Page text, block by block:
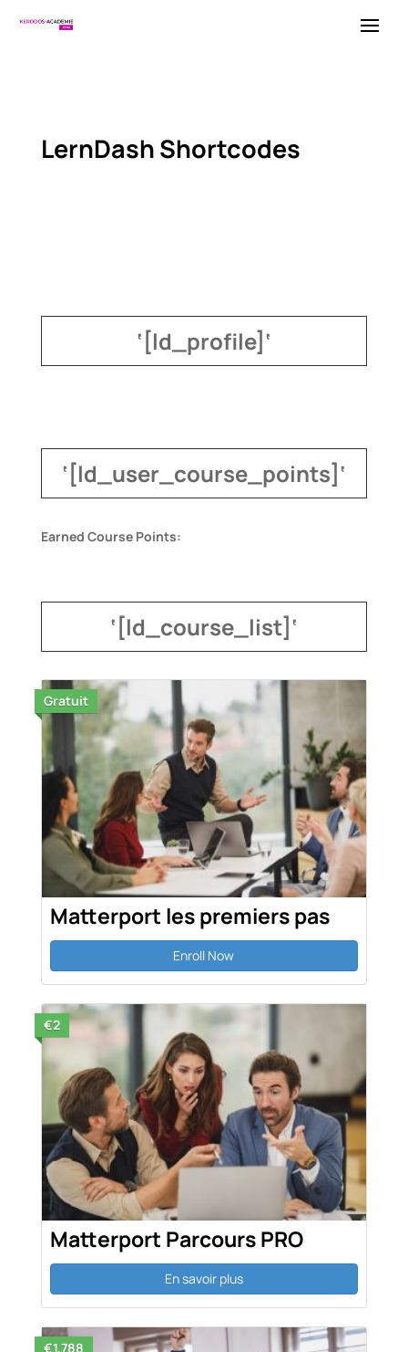
LernDash Shortcodes
‘[ld_profile]‘
‘[ld_user_course_points]‘
Earned Course Points:
‘[ld_course_list]‘
Gratuit
Matterport les premiers pas
Enroll Now
€2
Matterport Parcours PRO
En savoir plus
€1,788